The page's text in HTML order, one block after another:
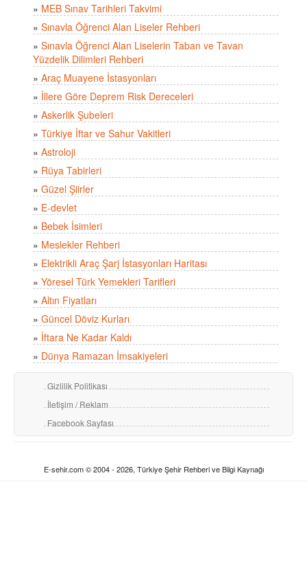
» MEB Sınav Tarihleri Takvimi
» Sınavla Öğrenci Alan Liseler Rehberi
» Sınavla Öğrenci Alan Liselerin Taban ve Tavan
Yüzdelik Dilimleri Rehberi
» Araç Muayene İstasyonları
» İllere Göre Deprem Risk Dereceleri
» Askerlik Şubeleri
» Türkiye İftar ve Sahur Vakitleri
» Astroloji
» Rüya Tabirleri
» Güzel Şiirler
» E-devlet
» Bebek İsimleri
» Meslekler Rehberi
» Elektrikli Araç Şarj İstasyonları Haritası
» Yöresel Türk Yemekleri Tarifleri
» Altın Fiyatları
» Güncel Döviz Kurları
» İftara Ne Kadar Kaldı
» Dünya Ramazan İmsakiyeleri
Gizlilik Politikası
İletişim / Reklam
Facebook Sayfası
E-sehir.com © 2004 - 2026, Türkiye Şehir Rehberi ve Bilgi Kaynağı